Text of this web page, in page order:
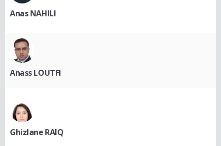
Anas NAHILI
Anass LOUTFI
Ghizlane RAIQ